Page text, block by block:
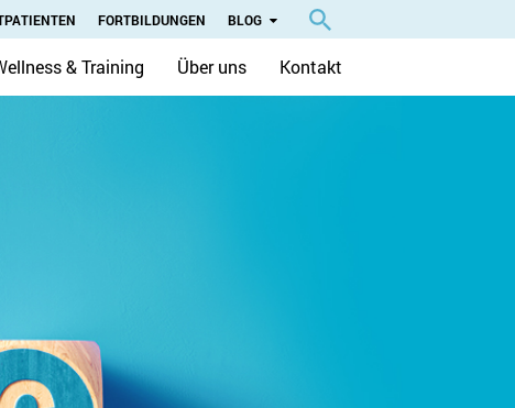
FORTBILDUNGEN BLOG
& Training Über uns Kontakt